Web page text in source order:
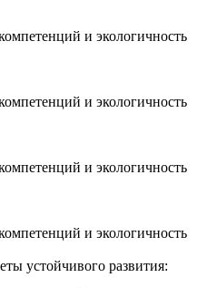
и экологичность
и экологичность
и экологичность
и экологичность
устойчивого развития: